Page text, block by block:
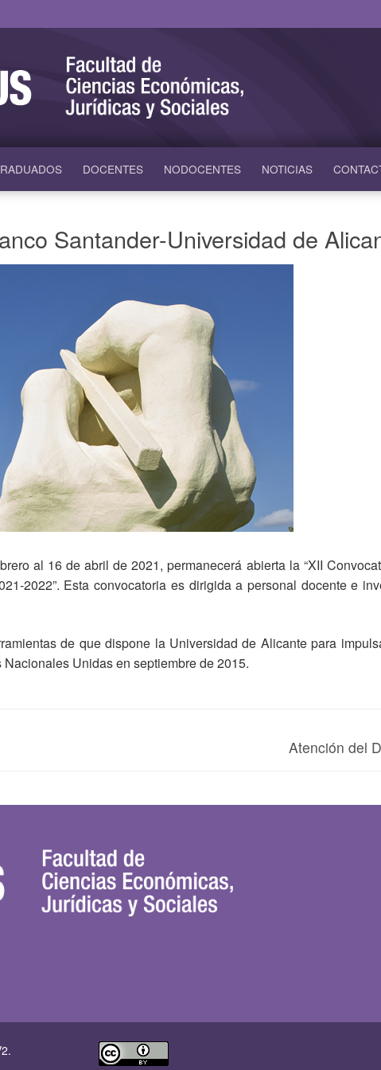
DOCENTES NODOCENTES NOTICIAS
Santander-Universidad de
al 16 de abril de 2021, permanecerá abierta la “XII
2022”. Esta convocatoria es dirigida a personal docente e
de que dispone la Universidad de Alicante para
Unidas en septiembre de 2015.
Atención del